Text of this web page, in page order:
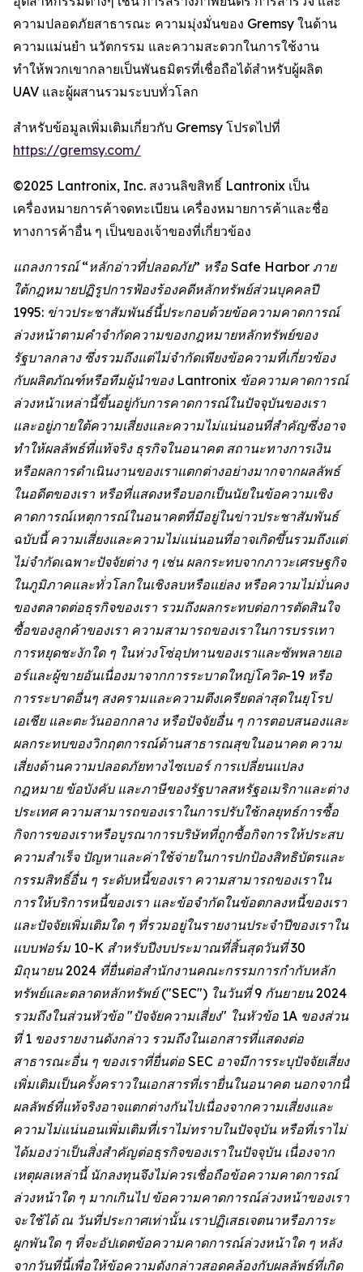
ความปลอดภัยสาธารณะ ความมุ่งมั่นของ Gremsy ในด้าน
ความแม่นยำ นวัตกรรม และความสะดวกในการใช้งาน
ทำให้พวกเขากลายเป็นพันธมิตรที่เชื่อถือได้สำหรับผู้ผลิต
UAV และผู้ผสานรวมระบบทั่วโลก
สำหรับข้อมูลเพิ่มเติมเกี่ยวกับ Gremsy โปรดไปที่
https://gremsy.com/
©2025 Lantronix, Inc. สงวนลิขสิทธิ์ Lantronix เป็น
เครื่องหมายการค้าจดทะเบียน เครื่องหมายการค้าและชื่อ
ทางการค้าอื่น ๆ เป็นของเจ้าของที่เกี่ยวข้อง
แถลงการณ์ “หลักอ่าวที่ปลอดภัย” หรือ Safe Harbor ภาย
ใต้กฎหมายปฏิรูปการฟ้องร้องคดีหลักทรัพย์ส่วนบุคคลปี
1995: ข่าวประชาสัมพันธ์นี้ประกอบด้วยข้อความคาดการณ์
ล่วงหน้าตามคำจำกัดความของกฎหมายหลักทรัพย์ของ
รัฐบาลกลาง ซึ่งรวมถึงแต่ไม่จำกัดเพียงข้อความที่เกี่ยวข้อง
กับผลิตภัณฑ์หรือทีมผู้นำของ Lantronix ข้อความคาดการณ์
ล่วงหน้าเหล่านี้ขึ้นอยู่กับการคาดการณ์ในปัจจุบันของเรา
และอยู่ภายใต้ความเสี่ยงและความไม่แน่นอนที่สำคัญซึ่งอาจ
ทำให้ผลลัพธ์ที่แท้จริง ธุรกิจในอนาคต สถานะทางการเงิน
หรือผลการดำเนินงานของเราแตกต่างอย่างมากจากผลลัพธ์
ในอดีตของเรา หรือที่แสดงหรือบอกเป็นนัยในข้อความเชิง
คาดการณ์เหตุการณ์ในอนาคตที่มีอยู่ในข่าวประชาสัมพันธ์
ฉบับนี้ ความเสี่ยงและความไม่แน่นอนที่อาจเกิดขึ้นรวมถึงแต่
ไม่จำกัดเฉพาะปัจจัยต่าง ๆ เช่น ผลกระทบจากภาวะเศรษฐกิจ
ในภูมิภาคและทั่วโลกในเชิงลบหรือแย่ลง หรือความไม่มั่นคง
ของตลาดต่อธุรกิจของเรา รวมถึงผลกระทบต่อการตัดสินใจ
ซื้อของลูกค้าของเรา ความสามารถของเราในการบรรเทา
การหยุดชะงักใด ๆ ในห่วงโซ่อุปทานของเราและซัพพลายเอ
อร์และผู้ขายอันเนื่องมาจากการระบาดใหญ่โควิด-19 หรือ
การระบาดอื่นๆ สงครามและความตึงเครียดล่าสุดในยุโรป
เอเชีย และตะวันออกกลาง หรือปัจจัยอื่น ๆ การตอบสนองและ
ผลกระทบของวิกฤตการณ์ด้านสาธารณสุขในอนาคต ความ
เสี่ยงด้านความปลอดภัยทางไซเบอร์ การเปลี่ยนแปลง
กฎหมาย ข้อบังคับ และภาษีของรัฐบาลสหรัฐอเมริกาและต่าง
ประเทศ ความสามารถของเราในการปรับใช้กลยุทธ์การซื้อ
กิจการของเราหรือบูรณาการบริษัทที่ถูกซื้อกิจการให้ประสบ
ความสำเร็จ ปัญหาและค่าใช้จ่ายในการปกป้องสิทธิบัตรและ
กรรมสิทธิ์อื่น ๆ ระดับหนี้ของเรา ความสามารถของเราใน
การให้บริการหนี้ของเรา และข้อจำกัดในข้อตกลงหนี้ของเรา
และปัจจัยเพิ่มเติมใด ๆ ที่รวมอยู่ในรายงานประจำปีของเราใน
แบบฟอร์ม 10-K สำหรับปีงบประมาณที่สิ้นสุดวันที่ 30
มิถุนายน 2024 ที่ยื่นต่อสำนักงานคณะกรรมการกำกับหลัก
ทรัพย์และตลาดหลักทรัพย์ ("SEC") ในวันที่ 9 กันยายน 2024
รวมถึงในส่วนหัวข้อ "ปัจจัยความเสี่ยง" ในหัวข้อ 1A ของส่วน
ที่ 1 ของรายงานดังกล่าว รวมถึงในเอกสารที่แสดงต่อ
สาธารณะอื่น ๆ ของเราที่ยื่นต่อ SEC อาจมีการระบุปัจจัยเสี่ยง
เพิ่มเติมเป็นครั้งคราวในเอกสารที่เรายื่นในอนาคต นอกจากนี้
ผลลัพธ์ที่แท้จริงอาจแตกต่างกันไปเนื่องจากความเสี่ยงและ
ความไม่แน่นอนเพิ่มเติมที่เราไม่ทราบในปัจจุบัน หรือที่เราไม่
ได้มองว่าเป็นสิ่งสำคัญต่อธุรกิจของเราในปัจจุบัน เนื่องจาก
เหตุผลเหล่านี้ นักลงทุนจึงไม่ควรเชื่อถือข้อความคาดการณ์
ล่วงหน้าใด ๆ มากเกินไป ข้อความคาดการณ์ล่วงหน้าของเรา
จะใช้ได้ ณ วันที่ประกาศเท่านั้น เราปฏิเสธเจตนาหรือภาระ
ผูกพันใด ๆ ที่จะอัปเดตข้อความคาดการณ์ล่วงหน้าใด ๆ หลัง
จากวันที่นี้เพื่อให้ข้อความดังกล่าวสอดคล้องกับผลลัพธ์ที่เกิด